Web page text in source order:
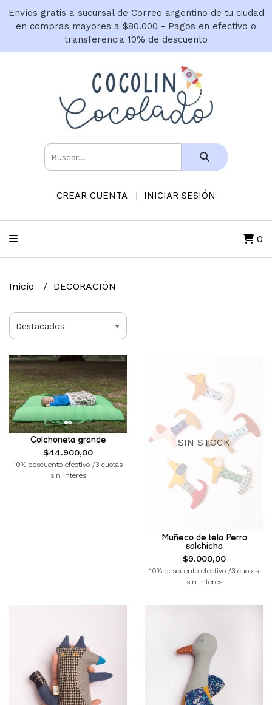
Envíos gratis a sucursal de Correo argentino de tu ciudad
en compras mayores a $80.000 - Pagos en efectivo o
transferencia 10% de descuento
CREAR CUENTA INICIAR SESIÓN
0
Inicio DECORACIÓN
Colchoneta grande
$44.900,00
10% descuento efectivo /3 cuotas
sin interés
SIN STOCK
Muñeco de tela Perro
salchicha
$9.000,00
10% descuento efectivo /3 cuotas
sin interés